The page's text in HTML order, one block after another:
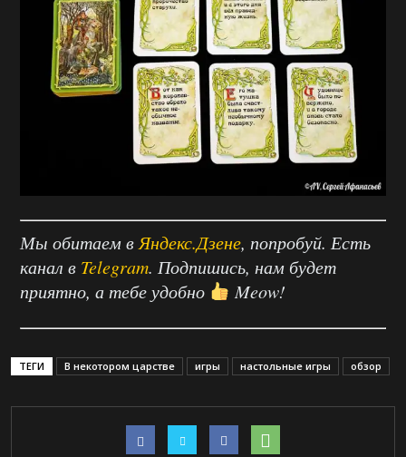
Мы обитаем в Яндекс.Дзене, попробуй. Есть
канал в Telegram. Подпишись, нам будет
приятно, а тебе удобно
Meow!
ТЕГИ В некотором царстве игры настольные игры обзор